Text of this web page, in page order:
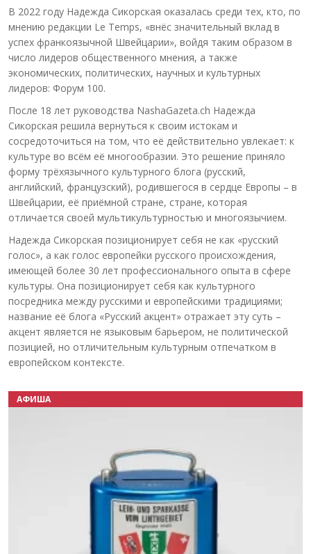
В 2022 году Надежда Сикорская оказалась среди тех, кто, по
мнению редакции Le Temps, «внёс значительный вклад в
успех франкоязычной Швейцарии», войдя таким образом в
число лидеров общественного мнения, а также
экономических, политических, научных и культурных
лидеров: Форум 100.
После 18 лет руководства NashaGazeta.ch Надежда
Сикорская решила вернуться к своим истокам и
сосредоточиться на том, что её действительно увлекает: к
культуре во всём её многообразии. Это решение приняло
форму трёхязычного культурного блога (русский,
английский, французский), родившегося в сердце Европы – в
Швейцарии, её приёмной стране, стране, которая
отличается своей мультикультурностью и многоязычием.
Надежда Сикорская позиционирует себя не как «русский
голос», а как голос европейки русского происхождения,
имеющей более 30 лет профессионального опыта в сфере
культуры. Она позиционирует себя как культурного
посредника между русскими и европейскими традициями;
название её блога «Русский акцент» отражает эту суть –
акцент является не языковым барьером, не политической
позицией, но отличительным культурным отпечатком в
европейском контексте.
АФИША